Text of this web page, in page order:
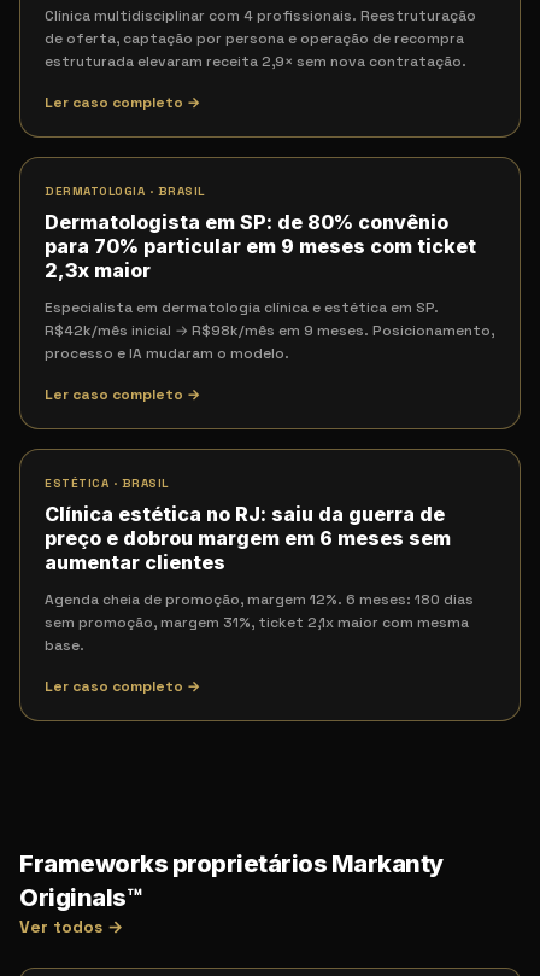
Clínica multidisciplinar com 4 profissionais. Reestruturação
de oferta, captação por persona e operação de recompra
estruturada elevaram receita 2,9× sem nova contratação.
Ler caso completo →
DERMATOLOGIA · BRASIL
Dermatologista em SP: de 80% convênio
para 70% particular em 9 meses com ticket
2,3x maior
Especialista em dermatologia clínica e estética em SP.
R$42k/mês inicial → R$98k/mês em 9 meses. Posicionamento,
processo e IA mudaram o modelo.
Ler caso completo →
ESTÉTICA · BRASIL
Clínica estética no RJ: saiu da guerra de
preço e dobrou margem em 6 meses sem
aumentar clientes
Agenda cheia de promoção, margem 12%. 6 meses: 180 dias
sem promoção, margem 31%, ticket 2,1x maior com mesma
base.
Ler caso completo →
Frameworks proprietários Markanty
Originals™
Ver todos →